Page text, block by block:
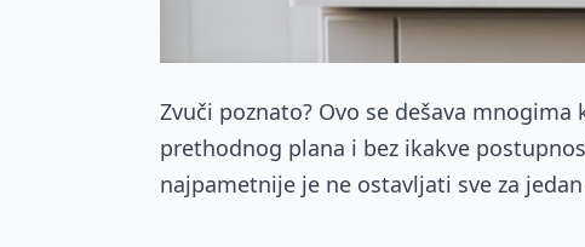
Zvuči poznato? Ovo se dešava mnogima
prethodnog plana i bez ikakve
najpametnije je ne ostavljati sve za